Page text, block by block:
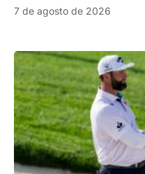
7 de agosto de 2026